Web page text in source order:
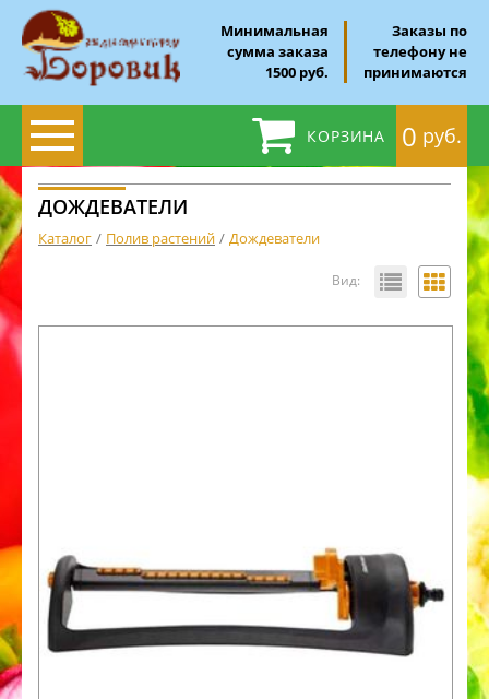
Минимальная
сумма заказа
1500 руб.
Заказы по
телефону не
принимаются
КОРЗИНА 0 руб.
ДОЖДЕВАТЕЛИ
Каталог Полив растений Дождеватели
Вид: